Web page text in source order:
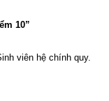
10”
viên hệ chính quy.